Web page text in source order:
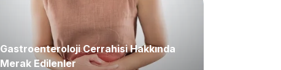
Gastroenteroloji Cerrahisi Hakkında
Merak Edilenler